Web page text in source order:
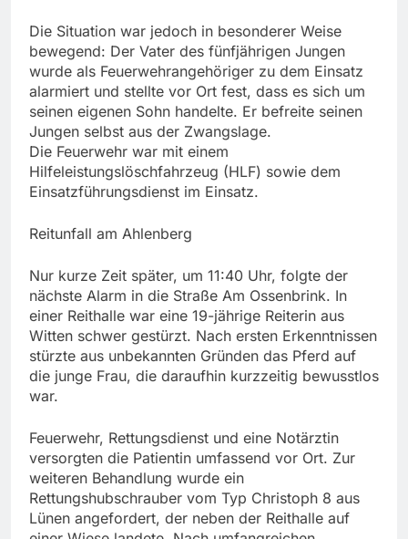
Die Situation war jedoch in besonderer Weise
bewegend: Der Vater des fünfjährigen Jungen
wurde als Feuerwehrangehöriger zu dem Einsatz
alarmiert und stellte vor Ort fest, dass es sich um
seinen eigenen Sohn handelte. Er befreite seinen
Jungen selbst aus der Zwangslage.
Die Feuerwehr war mit einem
Hilfeleistungslöschfahrzeug (HLF) sowie dem
Einsatzführungsdienst im Einsatz.
Reitunfall am Ahlenberg
Nur kurze Zeit später, um 11:40 Uhr, folgte der
nächste Alarm in die Straße Am Ossenbrink. In
einer Reithalle war eine 19-jährige Reiterin aus
Witten schwer gestürzt. Nach ersten Erkenntnissen
stürzte aus unbekannten Gründen das Pferd auf
die junge Frau, die daraufhin kurzzeitig bewusstlos
war.
Feuerwehr, Rettungsdienst und eine Notärztin
versorgten die Patientin umfassend vor Ort. Zur
weiteren Behandlung wurde ein
Rettungshubschrauber vom Typ Christoph 8 aus
Lünen angefordert, der neben der Reithalle auf